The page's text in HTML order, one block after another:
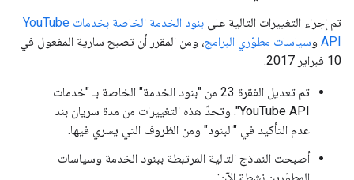
تم إجراء التغييرات التالية على
بنود الخدمة الخاصة بخدمات YouTube
API وسياسات مطوّري البرامج، ومن المقرر أن تصبح سارية المفعول في
10 فبراير 2017.
تم تعديل الفقرة 23 من "بنود الخدمة" الخاصة بـ "خدمات
YouTube API". وتحدّ هذه التغييرات من مدة سريان بند
عدم التأكيد في "البنود" ومن الظروف التي يسري فيها.
أصبحت النماذج التالية المرتبطة ببنود الخدمة وسياسات